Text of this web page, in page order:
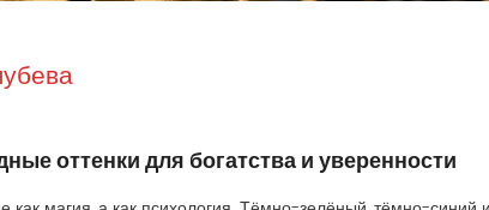
оттенки для богатства и уверенности